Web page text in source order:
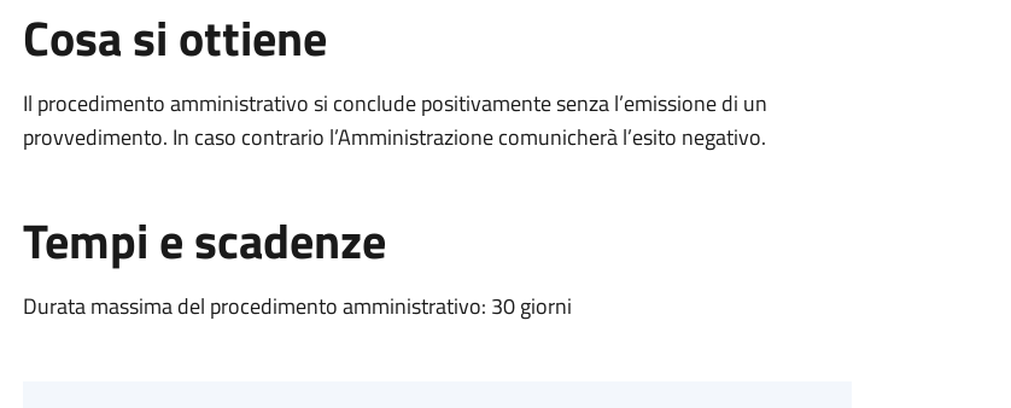
Cosa si ottiene
Il procedimento amministrativo si conclude positivamente senza l’emissione di un
provvedimento. In caso contrario l’Amministrazione comunicherà l’esito negativo.
Tempi e scadenze
Durata massima del procedimento amministrativo: 30 giorni